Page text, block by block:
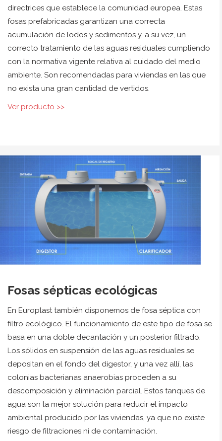
directrices que establece la comunidad europea. Estas
fosas prefabricadas garantizan una correcta
acumulación de lodos y sedimentos y, a su vez, un
correcto tratamiento de las aguas residuales cumpliendo
con la normativa vigente relativa al cuidado del medio
ambiente. Son recomendadas para viviendas en las que
no exista una gran cantidad de vertidos.
Ver producto >>
Fosas sépticas ecológicas
En Europlast también disponemos de fosa séptica con
filtro ecológico. El funcionamiento de este tipo de fosa se
basa en una doble decantación y un posterior filtrado.
Los sólidos en suspensión de las aguas residuales se
depositan en el fondo del digestor, y una vez allí, las
colonias bacterianas anaerobias proceden a su
descomposición y eliminación parcial. Estos tanques de
agua son la mejor solución para reducir el impacto
ambiental producido por las viviendas, ya que no existe
riesgo de filtraciones ni de contaminación.